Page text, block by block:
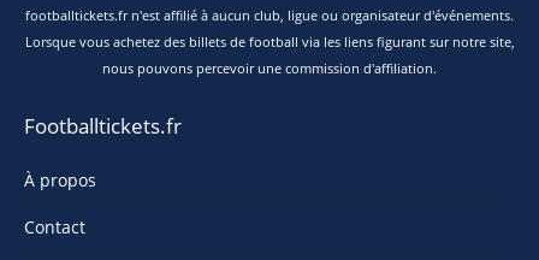
footballtickets.fr n'est affilié à aucun club, ligue ou organisateur d'événements.
Lorsque vous achetez des billets de football via les liens figurant sur notre site,
nous pouvons percevoir une commission d'affiliation.
Footballtickets.fr
À propos
Contact